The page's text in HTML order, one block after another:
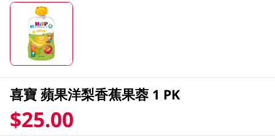
喜寶 蘋果洋梨香蕉果蓉 1 PK
$25.00